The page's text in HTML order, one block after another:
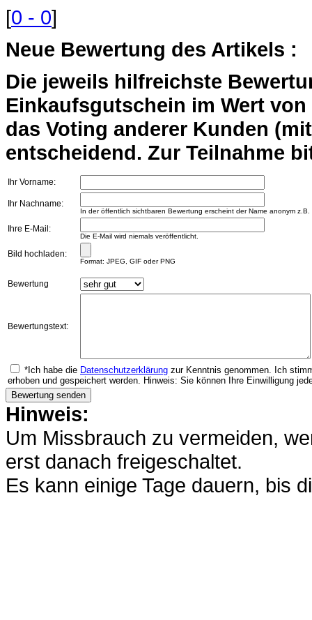
[0 - 0]
Neue Bewertung des Artikels :
Die jeweils hilfreichste
Einkaufsgutschein im Wert
das Voting anderer Kunden
entscheidend. Zur Teilnahme
Ihr Vorname:
Ihr Nachname:
In der öffentlich sichtbaren Bewertung erscheint der Name anonym
Ihre E-Mail:
Die E-Mail wird niemals veröffentlicht.
Bild hochladen:
Format: JPEG, GIF oder PNG
Bewertung
Bewertungstext:
*Ich habe die Datenschutzerklärung zur Kenntnis genommen. Ich
erhoben und gespeichert werden. Hinweis: Sie können Ihre Einwilligung
Hinweis:
Um Missbrauch zu vermeiden,
erst danach freigeschaltet.
Es kann einige Tage dauern, bis